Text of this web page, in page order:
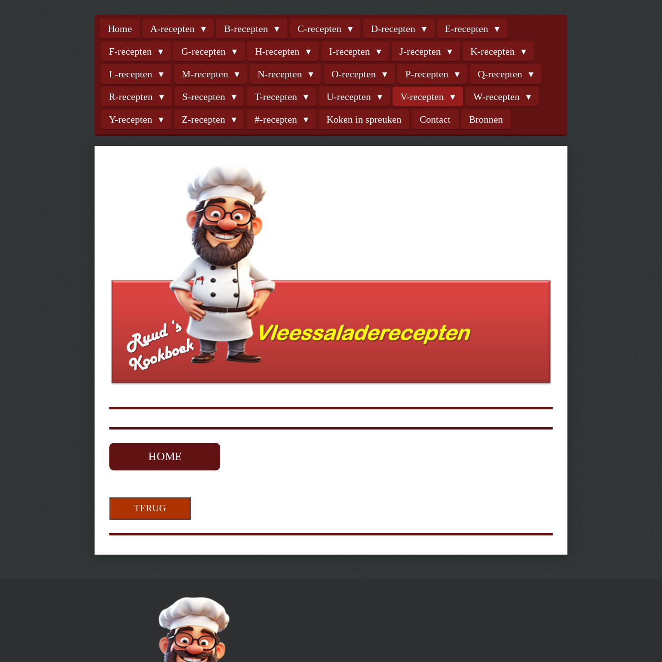
Home A-recepten B-recepten C-recepten D-recepten E-recepten
F-recepten G-recepten H-recepten I-recepten J-recepten K-recepten
L-recepten M-recepten N-recepten O-recepten P-recepten Q-recepten
R-recepten S-recepten T-recepten U-recepten V-recepten W-recepten
Y-recepten Z-recepten #-recepten Koken in spreuken Contact Bronnen
HOME
TERUG